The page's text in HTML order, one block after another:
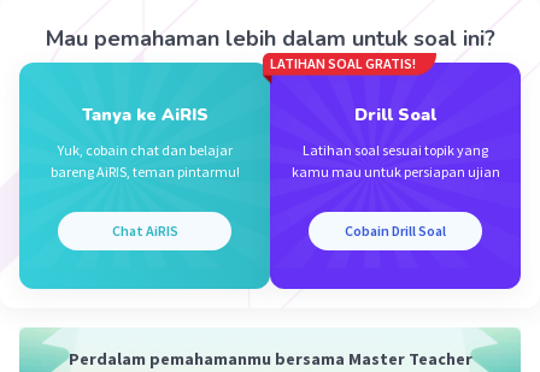
Mau pemahaman lebih dalam untuk soal ini?
Tanya ke AiRIS
Yuk, cobain chat dan belajar
bareng AiRIS, teman pintarmu!
Chat AiRIS
LATIHAN SOAL GRATIS!
Drill Soal
Latihan soal sesuai topik yang
kamu mau untuk persiapan ujian
Cobain Drill Soal
Perdalam pemahamanmu bersama Master Teacher